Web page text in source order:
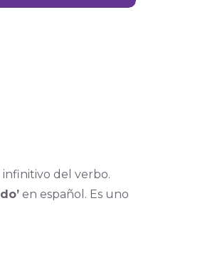
infinitivo del verbo.
en español. Es uno